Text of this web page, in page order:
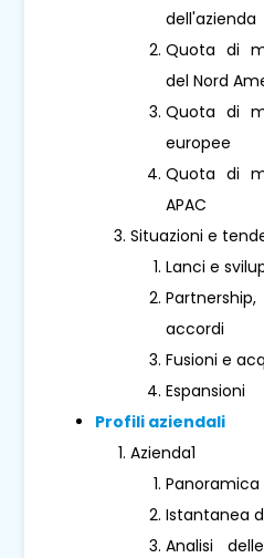
dell'azienda
Quota di
del Nord
Quota di
europee
Quota di
APAC
Situazioni e
Lanci e
accordi
Fusioni e
Espansioni
Profili aziendali
Azienda1
Istantanea
Analisi